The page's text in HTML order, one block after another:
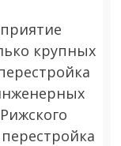
крупных